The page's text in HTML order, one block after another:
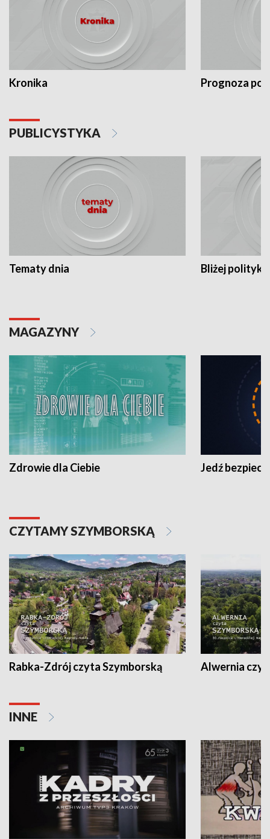
Kronika Prognoza
PUBLICYSTYKA
Tematy dnia Bliżej polityki
MAGAZYNY
Zdrowie dla Ciebie Jedź
CZYTAMY SZYMBORSKĄ
Rabka-Zdrój czyta Szymborską Alwernia
INNE